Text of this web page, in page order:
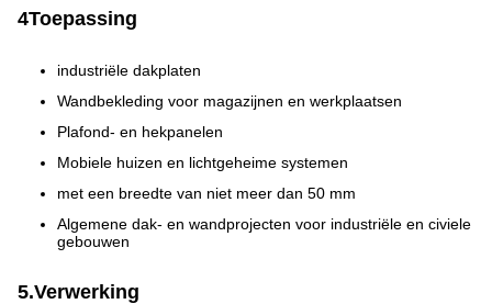
4Toepassing
industriële dakplaten
Wandbekleding voor magazijnen en werkplaatsen
Plafond- en hekpanelen
Mobiele huizen en lichtgeheime systemen
met een breedte van niet meer dan 50 mm
Algemene dak- en wandprojecten voor industriële en civiele
gebouwen
5.Verwerking